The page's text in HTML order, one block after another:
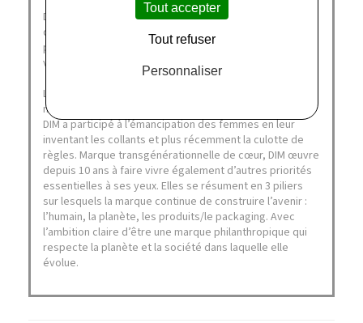
Depuis plus de soixante ans, DIM fait partie du quotidien
des français, désignée à nouveau comme leur marque
préférée en janvier 2021 (catégories collant, sous-
vêtements homme et lingerie).
La Family DIM aime la liberté, de corps et d’esprit, de
mouvement et de style. Fidèle à ses valeurs originelles,
DIM a participé à l’émancipation des femmes en leur
inventant les collants et plus récemment la culotte de
règles. Marque transgénérationnelle de cœur, DIM œuvre
depuis 10 ans à faire vivre également d’autres priorités
essentielles à ses yeux. Elles se résument en 3 piliers
sur lesquels la marque continue de construire l’avenir :
l’humain, la planète, les produits/le packaging. Avec
l’ambition claire d’être une marque philanthropique qui
respecte la planète et la société dans laquelle elle
évolue.
Tout accepter
Tout refuser
Personnaliser